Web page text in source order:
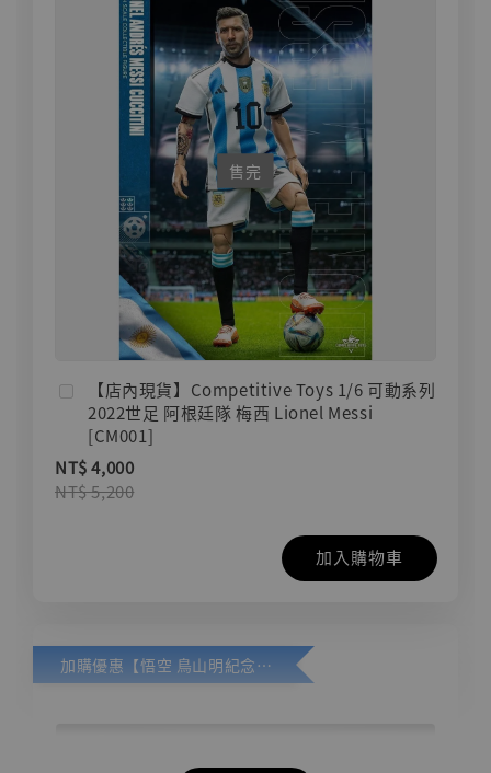
售完
【店內現貨】Competitive Toys 1/6 可動系列
2022世足 阿根廷隊 梅西 Lionel Messi
[CM001]
NT$ 4,000
NT$ 5,200
加入購物車
加購優惠【悟空 鳥山明紀念款 [奇蹟工作室]】